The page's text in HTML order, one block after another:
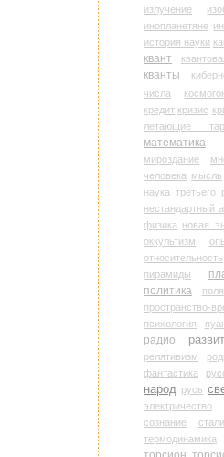
излучение
инопланетяне
история науки
квант
кванты
числа
кредит кризис
летающие
математика
мироздание
человека мысль
наука третьего
нестандартный
физика новая
оккультизм
относительность
пирамиды
политика
поля
пространство-
психология
радио
релятивизм
фантастика
народ русь
электричество
сознание
термодинамика